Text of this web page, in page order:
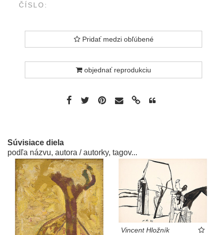
ČÍSLO:
Pridať medzi obľúbené
objednať reprodukciu
Súvisiace diela
podľa názvu, autora / autorky, tagov...
Vincent Hložník